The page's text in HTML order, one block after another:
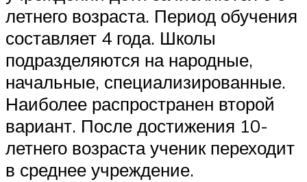
летнего возраста. Период обучения
составляет 4 года. Школы
подразделяются на народные,
начальные, специализированные.
Наиболее распространен второй
вариант. После достижения 10-
летнего возраста ученик переходит
в среднее учреждение.